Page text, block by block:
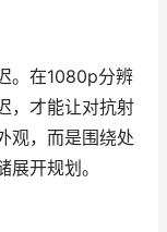
。在1080p分辨
，才能让对抗射
观，而是围绕处
开规划。